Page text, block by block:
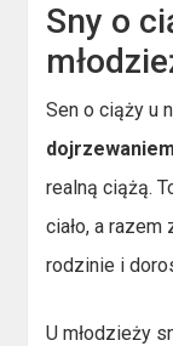
Sny o
Sen o ciąży u
realną ciążą.
ciało, a
rodzinie i
U młodzieży